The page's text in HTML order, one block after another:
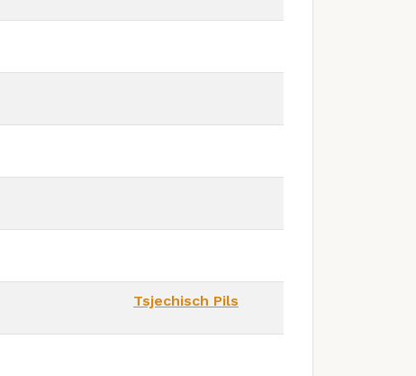
Tsjechisch Pils